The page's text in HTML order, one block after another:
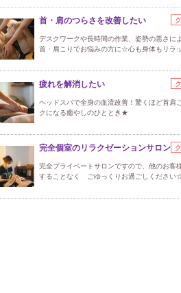
首・肩のつらさを改善したい
デスクワークや長時間の作業、姿勢の悪さに
首・肩こりでお悩みの方に☆心も身体もリラ
疲れを解消したい
ヘッドスパで全身の血流改善！驚くほど首肩
クになる癒やしのひととき★
完全個室のリラクゼーションサロン
完全プライベートサロンですので、他のお客
することなく ごゆっくりお過ごしください